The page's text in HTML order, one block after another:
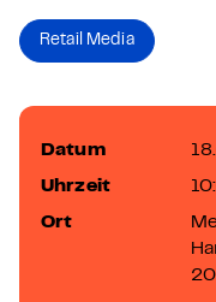
Retail Media
Datum
Uhrzeit
Ort